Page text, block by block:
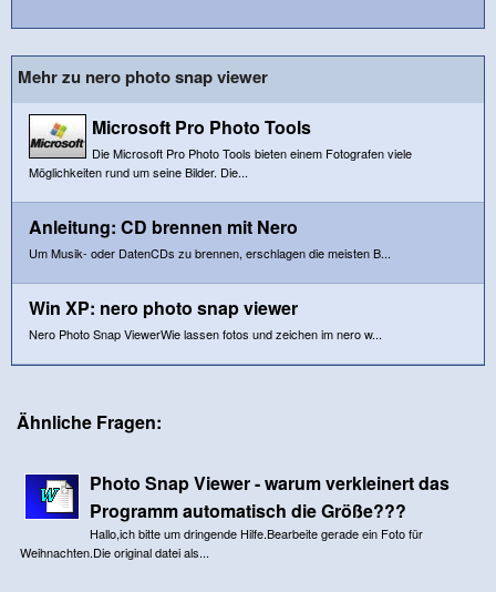
Mehr zu nero photo snap viewer
Microsoft Pro Photo Tools
Die Microsoft Pro Photo Tools bieten einem Fotografen viele
Möglichkeiten rund um seine Bilder. Die...
Anleitung: CD brennen mit Nero
Um Musik- oder DatenCDs zu brennen, erschlagen die meisten B...
Win XP: nero photo snap viewer
Nero Photo Snap ViewerWie lassen fotos und zeichen im nero w...
Ähnliche Fragen:
Photo Snap Viewer - warum verkleinert das
Programm automatisch die Größe???
Hallo,ich bitte um dringende Hilfe.Bearbeite gerade ein Foto für
Weihnachten.Die original datei als...